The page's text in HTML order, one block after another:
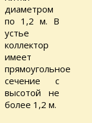
диаметром
по 1,2 м. В
устье
коллектор
имеет
прямоугольное
сечение с
высотой не
более 1,2 м.